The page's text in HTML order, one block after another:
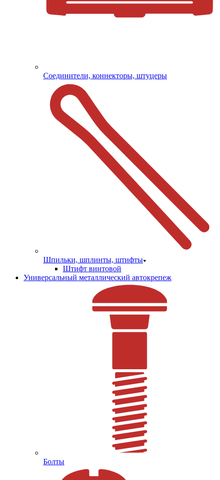
Соединители, коннекторы, штуцеры
Шпильки, шплинты, штифты
Штифт винтовой
Универсальный металлический автокрепеж
Болты